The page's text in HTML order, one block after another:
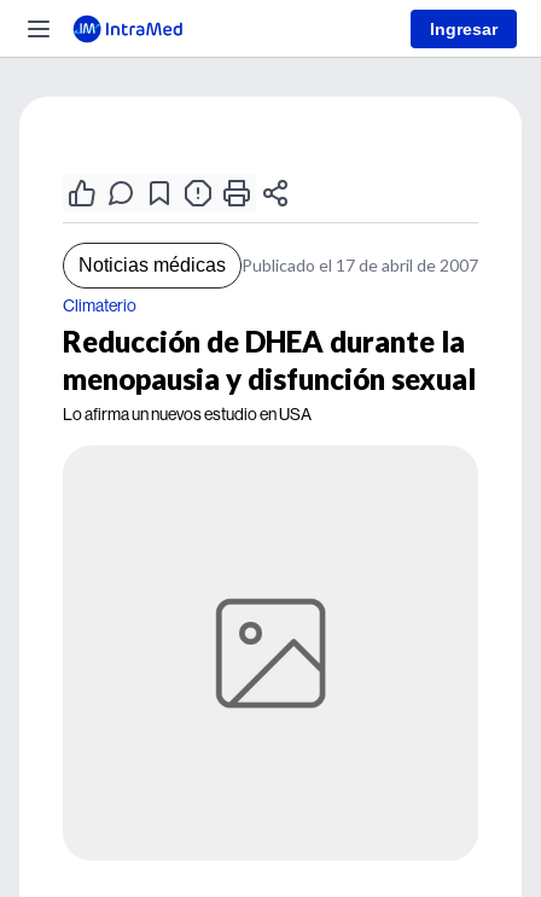
Ingresar
Noticias médicas Publicado el 17 de abril de 2007
Climaterio
Reducción de DHEA durante la
menopausia y disfunción sexual
Lo afirma un nuevos estudio en USA